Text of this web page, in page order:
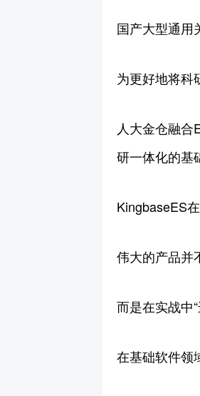
国产大型通用
为更好地将科
人大金仓融
研一体化的基
KingbaseES
伟大的产品并
而是在实战中
在基础软件领